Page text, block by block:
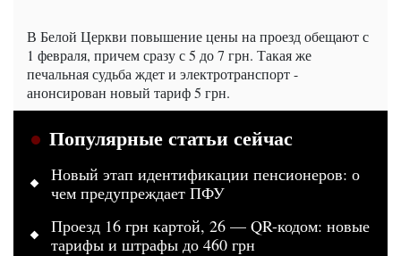
В Белой Церкви повышение цены на проезд обещают с
1 февраля, причем сразу с 5 до 7 грн. Такая же
печальная судьба ждет и электротранспорт -
анонсирован новый тариф 5 грн.
Популярные статьи сейчас
Новый этап идентификации пенсионеров: о
чем предупреждает ПФУ
Проезд 16 грн картой, 26 — QR-кодом: новые
тарифы и штрафы до 460 грн